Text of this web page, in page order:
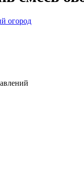
огород